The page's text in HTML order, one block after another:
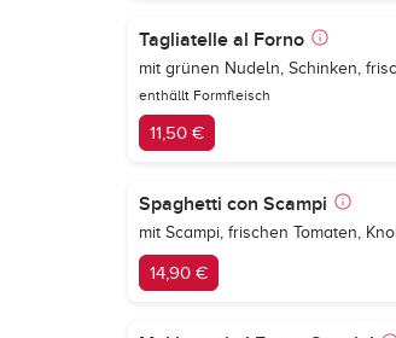
Tagliatelle al Forno
mit grünen Nudeln, Schinken,
enthällt Formfleisch
11,50 €
Spaghetti con Scampi
mit Scampi, frischen Tomaten,
14,90 €